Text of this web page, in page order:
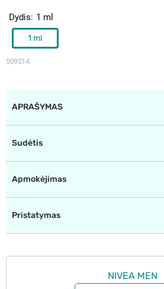
509514
Dydis 1 ml
1 ml
APRAŠYMAS
Sudėtis
Apmokėjimas
Pristatymas
NIVEA MEN